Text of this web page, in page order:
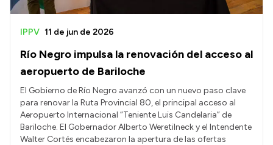
Río Negro impulsa la renovación del acceso al
aeropuerto de Bariloche
IPPV 11 de jun de 2026
El Gobierno de Río Negro avanzó con un nuevo paso clave
para renovar la Ruta Provincial 80, el principal acceso al
Aeropuerto Internacional “Teniente Luis Candelaria” de
Bariloche. El Gobernador Alberto Weretilneck y el Intendente
Walter Cortés encabezaron la apertura de las ofertas